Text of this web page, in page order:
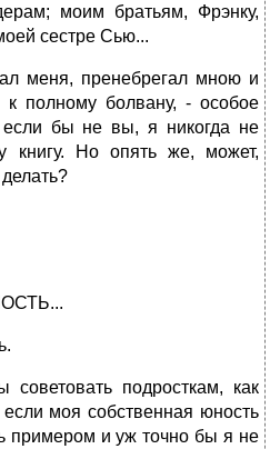
моим братьям, Фрэнку,
сестре Сью...
меня, пренебрегал мною и
к полному болвану, - особое
если бы не вы, я никогда не
книгу. Но опять же, может,
советовать подросткам, как
моя собственная юность
примером и уж точно бы я не